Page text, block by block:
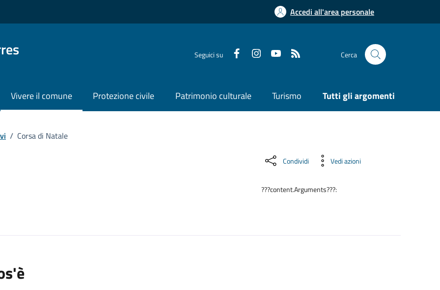
Accedi all'area personale
Seguici su Cerca
Vivere il comune Protezione civile Patrimonio culturale Turismo Tutti gli argomenti
/ Corsa di Natale
Condividi Vedi azioni
???content.Arguments???: